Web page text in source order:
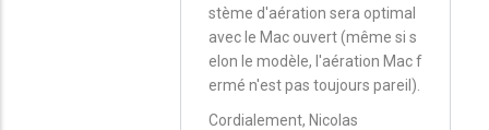
stème d'aération sera optimal
avec le Mac ouvert (même si s
elon le modèle, l'aération Mac f
ermé n'est pas toujours pareil).
Cordialement, Nicolas